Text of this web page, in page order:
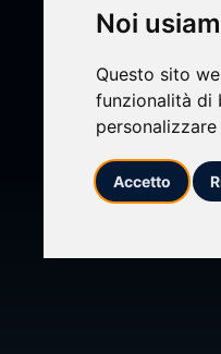
Noi
Questo sito
funzionalità di
Accetto